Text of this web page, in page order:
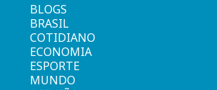
BLOGS
BRASIL
COTIDIANO
ECONOMIA
ESPORTE
MUNDO